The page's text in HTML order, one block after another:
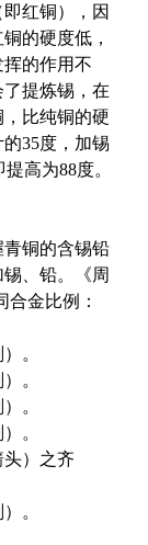
红铜），因
的硬度低，
的作用不
提炼锡，在
比纯铜的硬
35度，加锡
高为88度。
铜的含锡铅
、铅。《周
金比例：
。
。
。
。
）之齐
。